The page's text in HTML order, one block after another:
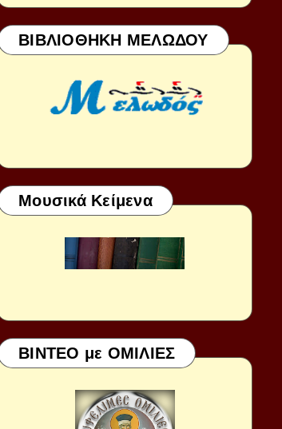
ΒΙΒΛΙΟΘΗΚΗ ΜΕΛΩΔΟΥ
Μουσικά Κείμενα
ΒΙΝΤΕΟ με ΟΜΙΛΙΕΣ